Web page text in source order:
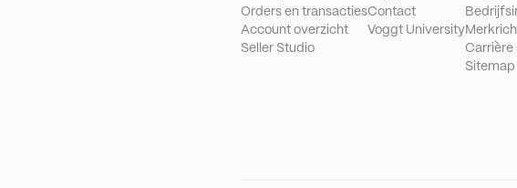
Orders en transacties
Account overzicht
Seller Studio
Contact
Voggt University
Carrière
Sitemap